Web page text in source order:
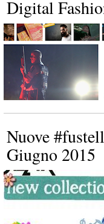
Digital
Nuove
Giugno 2015